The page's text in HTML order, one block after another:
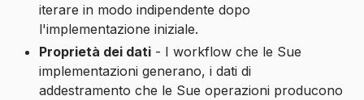
iterare in modo indipendente dopo
l'implementazione iniziale.
Proprietà dei dati - I workflow che le Sue
implementazioni generano, i dati di
addestramento che le Sue operazioni producono